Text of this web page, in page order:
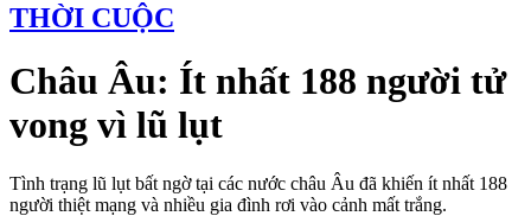
THỜI CUỘC
Châu Âu: Ít nhất 188 người tử
vong vì lũ lụt
Tình trạng lũ lụt bất ngờ tại các nước châu Âu đã khiến ít nhất 188
người thiệt mạng và nhiều gia đình rơi vào cảnh mất trắng.